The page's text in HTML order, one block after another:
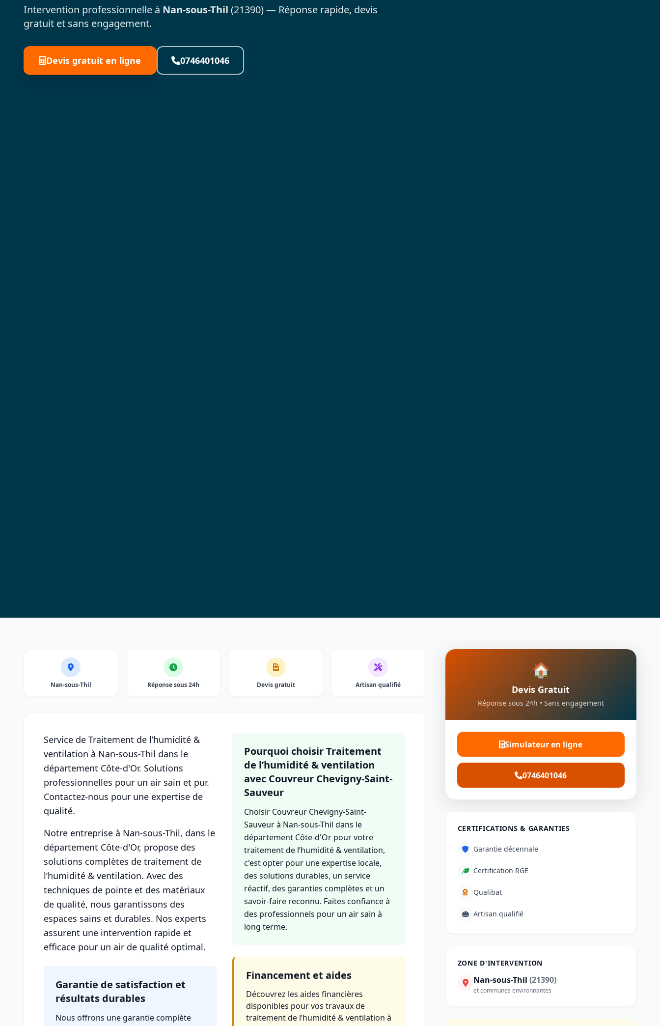
Intervention professionnelle à Nan-sous-Thil (21390) — Réponse rapide, devis
gratuit et sans engagement.
Devis gratuit en ligne 0746401046
Nan-sous-Thil Réponse sous 24h Devis gratuit Artisan qualifié
Service de Traitement de l’humidité &
ventilation à Nan-sous-Thil dans le
département Côte-d'Or. Solutions
professionnelles pour un air sain et pur.
Contactez-nous pour une expertise de
qualité.
Notre entreprise à Nan-sous-Thil, dans le
département Côte-d'Or, propose des
solutions complètes de traitement de
l’humidité & ventilation. Avec des
techniques de pointe et des matériaux
de qualité, nous garantissons des
espaces sains et durables. Nos experts
assurent une intervention rapide et
efficace pour un air de qualité optimal.
Garantie de satisfaction et
résultats durables
Nous offrons une garantie complète
Pourquoi choisir Traitement
de l’humidité & ventilation
avec Couvreur Chevigny-Saint-
Sauveur
Choisir Couvreur Chevigny-Saint-
Sauveur à Nan-sous-Thil dans le
département Côte-d'Or pour votre
traitement de l’humidité & ventilation,
c'est opter pour une expertise locale,
des solutions durables, un service
réactif, des garanties complètes et un
savoir-faire reconnu. Faites confiance à
des professionnels pour un air sain à
long terme.
Financement et aides
Découvrez les aides financières
disponibles pour vos travaux de
traitement de l’humidité & ventilation à
🏠
Devis Gratuit
Réponse sous 24h • Sans engagement
Simulateur en ligne
0746401046
CERTIFICATIONS & GARANTIES
Garantie décennale
Certification RGE
Qualibat
Artisan qualifié
ZONE D'INTERVENTION
Nan-sous-Thil (21390)
et communes environnantes